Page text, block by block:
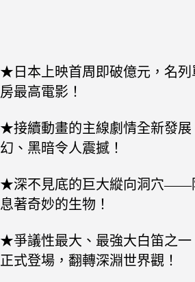
★日本上映首周即破億元，名列
房最高電影！
★接續動畫的主線劇情全新發展
幻、黑暗令人震撼！
★深不見底的巨大縱向洞穴——
息著奇妙的生物！
★爭議性最大、最強大白笛之一
正式登場，翻轉深淵世界觀！